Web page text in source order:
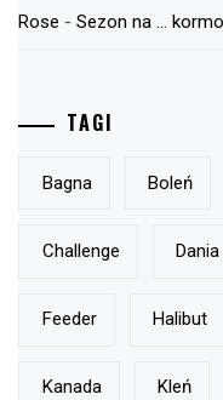
Rose - Sezon na …
TAGI
Bagna Boleń
Challenge Dania
Feeder Halibut
Kanada Kleń